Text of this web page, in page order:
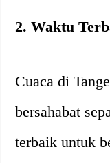
2. Waktu
Cuaca di
bersahabat
terbaik untuk